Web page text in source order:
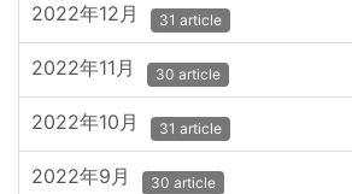
2022年12月 31 article
2022年11月 30 article
2022年10月 31 article
2022年9月 30 article